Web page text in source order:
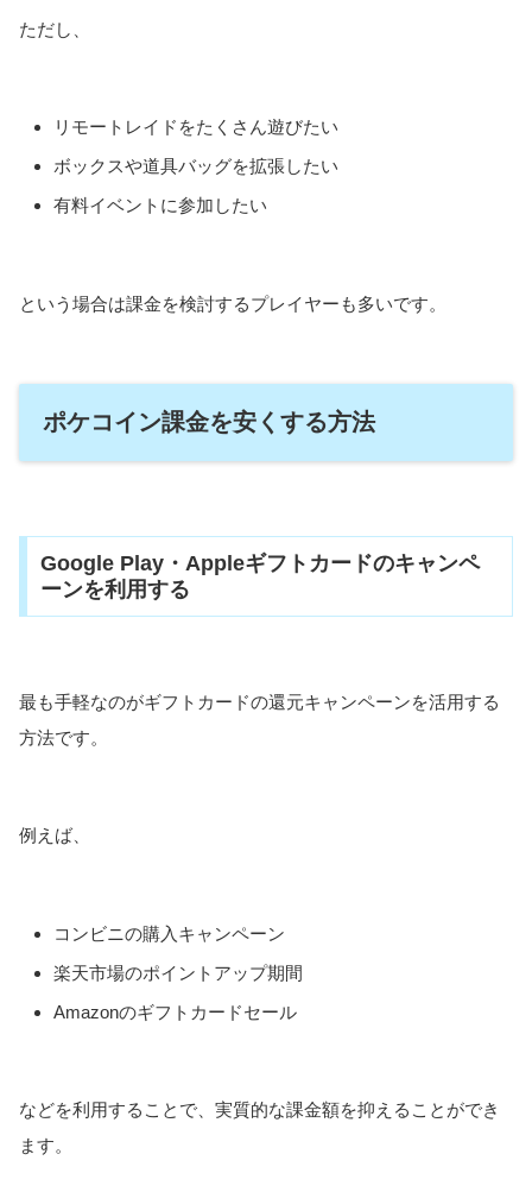
ただし、
リモートレイドをたくさん遊びたい
ボックスや道具バッグを拡張したい
有料イベントに参加したい
という場合は課金を検討するプレイヤーも多いです。
ポケコイン課金を安くする方法
Google Play・Appleギフトカードのキャンペ
ーンを利用する
最も手軽なのがギフトカードの還元キャンペーンを活用する
方法です。
例えば、
コンビニの購入キャンペーン
楽天市場のポイントアップ期間
Amazonのギフトカードセール
などを利用することで、実質的な課金額を抑えることができ
ます。